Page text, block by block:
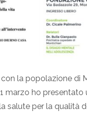
la popolazione di
marzo ho
salute per la qualità